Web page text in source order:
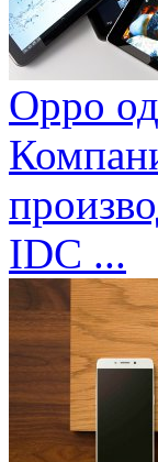
Oppo
IDC ...